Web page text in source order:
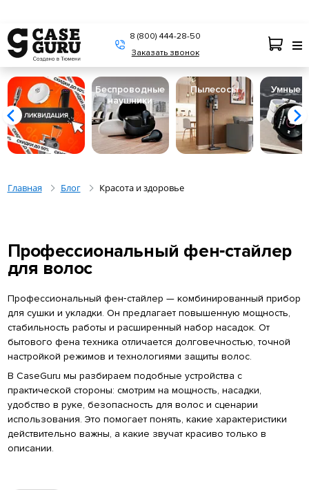
8 (800) 444-28-50
Заказать звонок
Беспроводные
наушники
Пылесосы Умные
Главная Блог Красота и здоровье
Профессиональный фен‑стайлер
для волос
Профессиональный фен‑стайлер — комбинированный прибор
для сушки и укладки. Он предлагает повышенную мощность,
стабильность работы и расширенный набор насадок. От
бытового фена техника отличается долговечностью, точной
настройкой режимов и технологиями защиты волос.
В CaseGuru мы разбираем подобные устройства с
практической стороны: смотрим на мощность, насадки,
удобство в руке, безопасность для волос и сценарии
использования. Это помогает понять, какие характеристики
действительно важны, а какие звучат красиво только в
описании.